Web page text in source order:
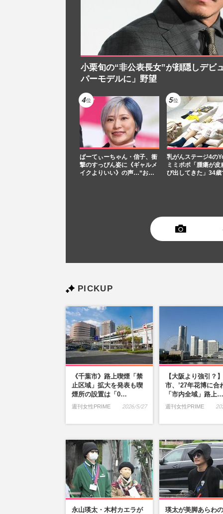
小栗旬の“非公表長女”が顔隠しデビ
パーモデルに」野望
ぱーてぃーちゃん・信子、衝
撃のすっぴん姿に《ギャルメ
イクよりいい》の声…“お…
乳がんステージ4の
ミミポポ「腫瘍が皮
び出してきた」34
PICKUP
《千葉市》路上喫煙「禁
止区域」拡大を発表も喫
煙所の設置は「0…
週刊女性PRIME 2026/5/27
【大阪より強引？
市、’27年花博に合
「市内全域」路上…
週刊女性PRIME
永山瑛太・木村カエラが
瑛太が美脚あらわ